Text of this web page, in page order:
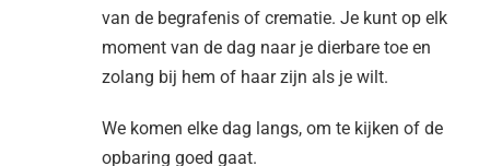
van de begrafenis of crematie. Je kunt op elk
moment van de dag naar je dierbare toe en
zolang bij hem of haar zijn als je wilt.
We komen elke dag langs, om te kijken of de
opbaring goed gaat.